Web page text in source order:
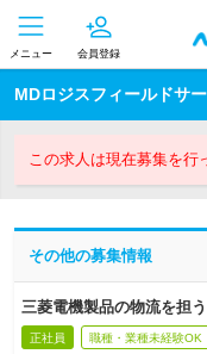
メニュー 会員登録
MDロジスフィールドサ
この求人は現在募集を行
その他の募集情報
三菱電機製品の物流を担
正社員 職種・業種未経験OK